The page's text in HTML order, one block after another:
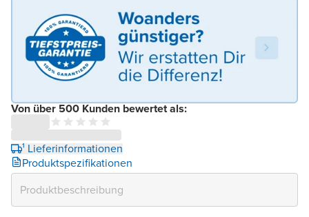
Von über 500 Kunden bewertet als:
¹ Lieferinformationen
Produktspezifikationen